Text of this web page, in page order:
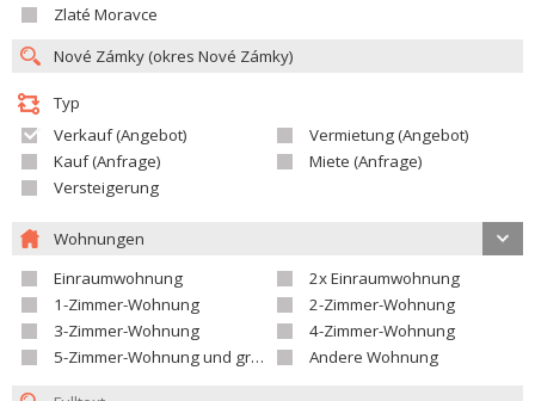
Zlaté Moravce
Typ
Verkauf (Angebot)
Vermietung (Angebot)
Kauf (Anfrage)
Miete (Anfrage)
Versteigerung
Wohnungen
Einraumwohnung
2x Einraumwohnung
1-Zimmer-Wohnung
2-Zimmer-Wohnung
3-Zimmer-Wohnung
4-Zimmer-Wohnung
5-Zimmer-Wohnung und größer
Andere Wohnung